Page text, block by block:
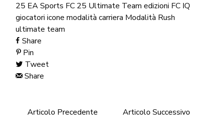
25 EA Sports FC 25 Ultimate Team edizioni FC IQ
giocatori icone modalità carriera Modalità Rush
ultimate team
Share
Pin
Tweet
Share
Articolo Precedente
Articolo Successivo